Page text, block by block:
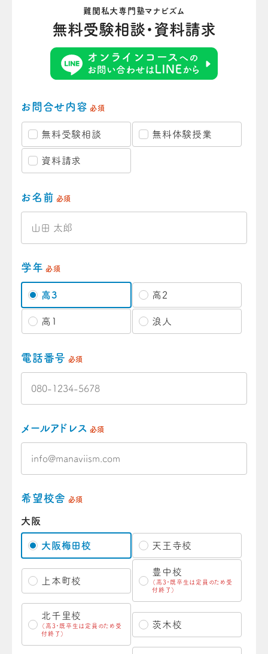
難関私大専門塾マナビズム
無料受験相談・資料請求
お問合せ内容 必須
無料受験相談 無料体験授業
資料請求
お名前 必須
学年 必須
高3 高2
高1 浪人
電話番号 必須
メールアドレス 必須
希望校舎 必須
大阪
大阪梅田校 天王寺校
上本町校
豊中校
（高3・既卒生は定員のため受
付終了）
北千里校
（高3・既卒生は定員のため受
付終了）
茨木校